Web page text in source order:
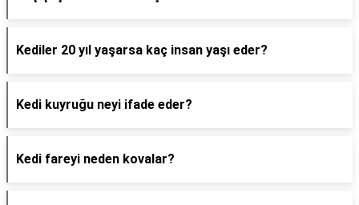
Kediler 20 yıl yaşarsa kaç insan yaşı eder?
Kedi kuyruğu neyi ifade eder?
Kedi fareyi neden kovalar?